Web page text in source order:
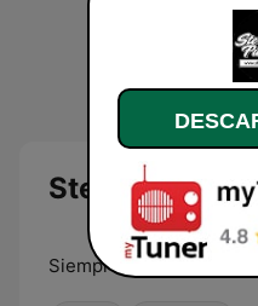
Stereo Punto
Siempre en tu mente